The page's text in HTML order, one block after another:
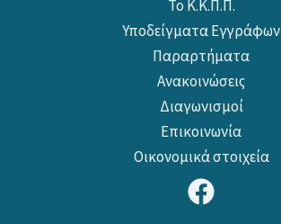
Το Κ.Κ.Π.Π.
Υποδείγματα Εγγράφων
Παραρτήματα
Ανακοινώσεις
Διαγωνισμοί
Επικοινωνία
Οικονομικά στοιχεία